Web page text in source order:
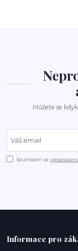
Můžete se
Souhlasím se
Informace pro